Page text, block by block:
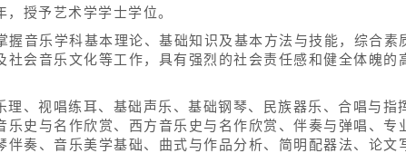
授予艺术学学士学位。
握音乐学科基本理论、基础知识及基本方法与技能，综合
社会音乐文化等工作，具有强烈的社会责任感和健全体魄
理、视唱练耳、基础声乐、基础钢琴、民族器乐、合唱与
乐史与名作欣赏、西方音乐史与名作欣赏、伴奏与弹唱、
伴奏、音乐美学基础、曲式与作品分析、简明配器法、论文